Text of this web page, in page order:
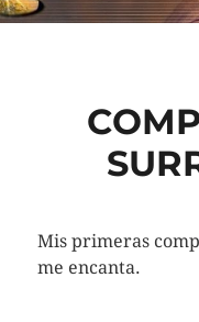
Mis primeras
me encanta.